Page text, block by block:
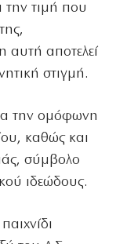
την τιμή που
αυτή αποτελεί
στιγμή.
την ομόφωνη
καθώς και
σύμβολο
ιδεώδους.